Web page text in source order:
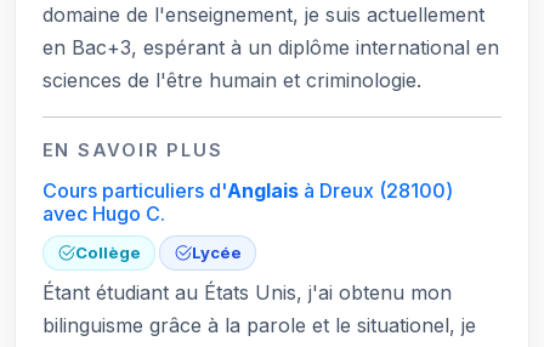
domaine de l'enseignement, je suis actuellement
en Bac+3, espérant à un diplôme international en
sciences de l'être humain et criminologie.
EN SAVOIR PLUS
Cours particuliers d'Anglaisà Dreux (28100)
avec Hugo C.
Collège Lycée
Étant étudiant au États Unis, j'ai obtenu mon
bilinguisme grâce à la parole et le situationel, je